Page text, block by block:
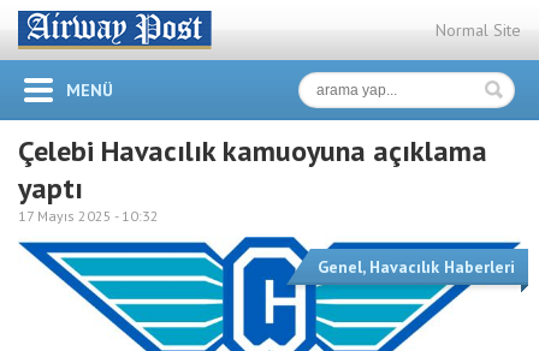
Normal Site
MENÜ
Çelebi Havacılık kamuoyuna açıklama
yaptı
17 Mayıs 2025 - 10:32
Genel, Havacılık Haberleri